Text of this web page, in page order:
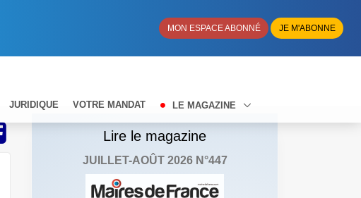
MON ESPACE ABONNÉ JE M'ABONNE
JURIDIQUE VOTRE MANDAT LE MAGAZINE
Lire le magazine
JUILLET-AOÛT 2026 N°447